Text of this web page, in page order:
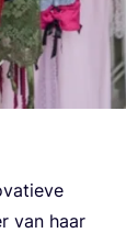
van haar